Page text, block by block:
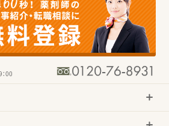
00